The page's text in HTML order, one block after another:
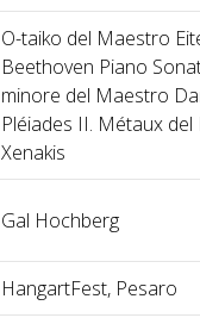
O-taiko del Maestro
Beethoven Piano
minore del Maestro
Pléiades II. Métaux
Xenakis
Gal Hochberg
HangartFest, Pesaro